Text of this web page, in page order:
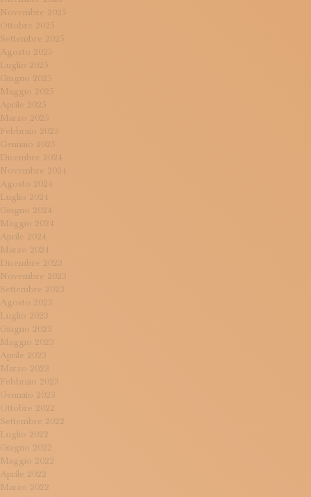
Novembre 2025
Ottobre 2025
Settembre 2025
Agosto 2025
Luglio 2025
Giugno 2025
Maggio 2025
Aprile 2025
Marzo 2025
Febbraio 2025
Gennaio 2025
Dicembre 2024
Novembre 2024
Agosto 2024
Luglio 2024
Giugno 2024
Maggio 2024
Aprile 2024
Marzo 2024
Dicembre 2023
Novembre 2023
Settembre 2023
Agosto 2023
Luglio 2023
Giugno 2023
Maggio 2023
Aprile 2023
Marzo 2023
Febbraio 2023
Gennaio 2023
Ottobre 2022
Settembre 2022
Luglio 2022
Giugno 2022
Maggio 2022
Aprile 2022
Marzo 2022